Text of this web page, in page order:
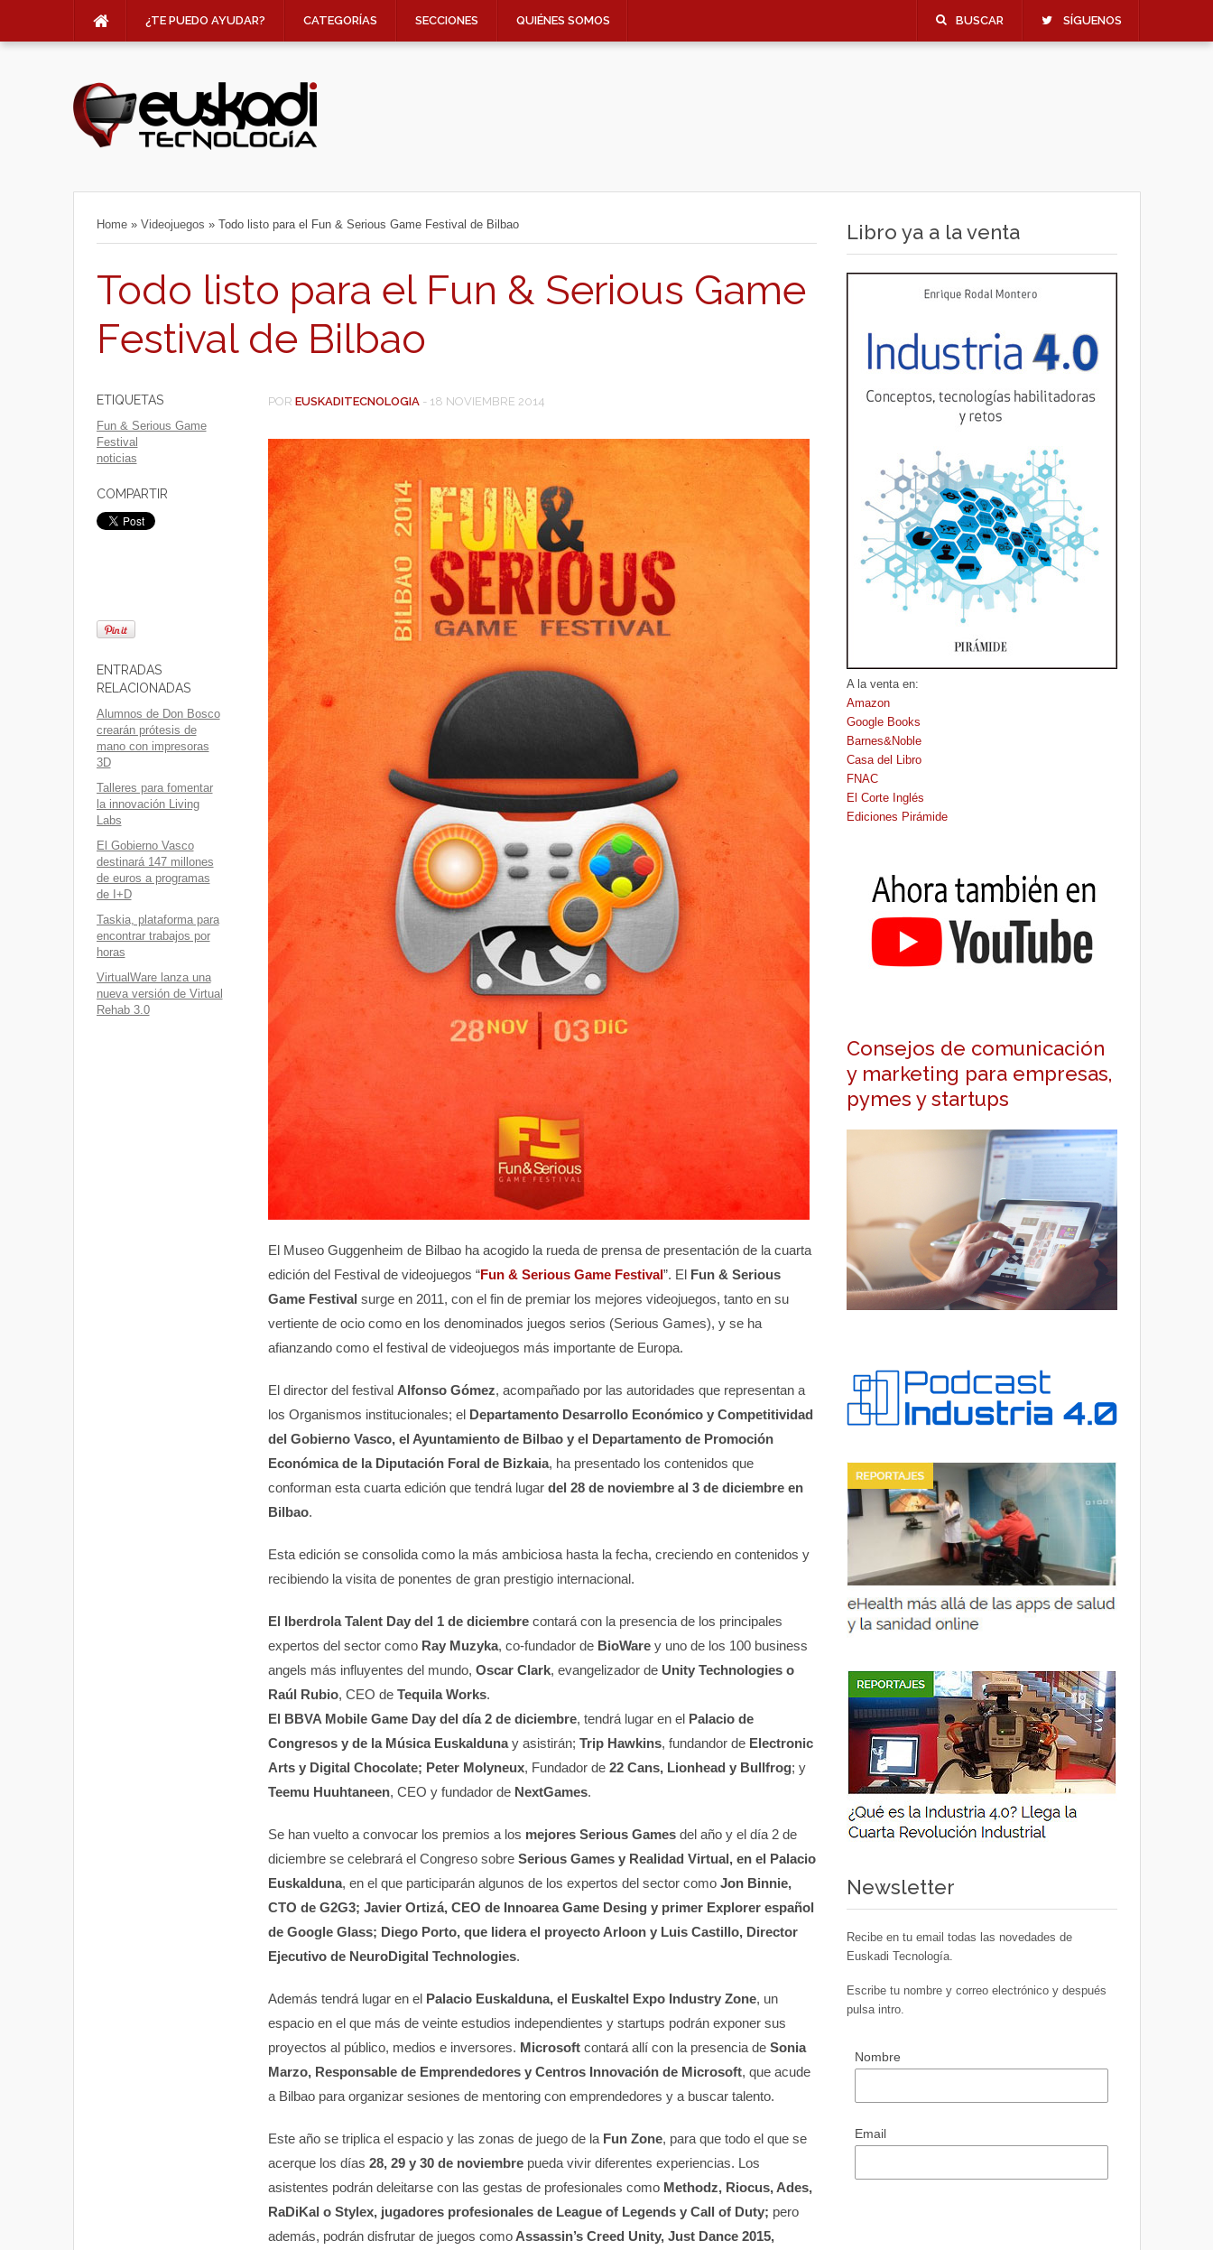
¿TE PUEDO AYUDAR? CATEGORÍAS SECCIONES QUIÉNES SOMOS BUSCAR SÍGUENOS
Home » Videojuegos » Todo listo para el Fun & Serious Game Festival de Bilbao
Todo listo para el Fun & Serious Game
Festival de Bilbao
ETIQUETAS
Fun & Serious Game
Festival
noticias
COMPARTIR
ENTRADAS
RELACIONADAS
Alumnos de Don Bosco
crearán prótesis de
mano con impresoras
3D
Talleres para fomentar
la innovación Living
Labs
El Gobierno Vasco
destinará 147 millones
de euros a programas
de I+D
Taskia, plataforma para
encontrar trabajos por
horas
VirtualWare lanza una
nueva versión de Virtual
Rehab 3.0
POR EUSKADITECNOLOGIA - 18 NOVIEMBRE 2014
El Museo Guggenheim de Bilbao ha acogido la rueda de prensa de presentación de la cuarta
edición del Festival de videojuegos “Fun & Serious Game Festival”. El Fun & Serious
Game Festival surge en 2011, con el fin de premiar los mejores videojuegos, tanto en su
vertiente de ocio como en los denominados juegos serios (Serious Games), y se ha
afianzando como el festival de videojuegos más importante de Europa.
El director del festival Alfonso Gómez, acompañado por las autoridades que representan a
los Organismos institucionales; el Departamento Desarrollo Económico y Competitividad
del Gobierno Vasco, el Ayuntamiento de Bilbao y el Departamento de Promoción
Económica de la Diputación Foral de Bizkaia, ha presentado los contenidos que
conforman esta cuarta edición que tendrá lugardel 28 de noviembre al 3 de diciembre en
Bilbao.
Esta edición se consolida como la más ambiciosa hasta la fecha, creciendo en contenidos y
recibiendo la visita de ponentes de gran prestigio internacional.
El Iberdrola Talent Day del 1 de diciembrecontará con la presencia de los principales
expertos del sector como Ray Muzyka, co-fundador de BioWarey uno de los 100 business
angels más influyentes del mundo, Oscar Clark, evangelizador de Unity Technologies o
Raúl Rubio, CEO de Tequila Works.
El BBVA Mobile Game Day del día 2 de diciembre, tendrá lugar en el Palacio de
Congresos y de la Música Euskaldunay asistirán; Trip Hawkins, fundandor de Electronic
Arts y Digital Chocolate; Peter Molyneux, Fundador de 22 Cans, Lionhead y Bullfrog; y
Teemu Huuhtaneen, CEO y fundador de NextGames.
Se han vuelto a convocar los premios a los mejores Serious Gamesdel año y el día 2 de
diciembre se celebrará el Congreso sobre Serious Games y Realidad Virtual, en el Palacio
Euskalduna, en el que participarán algunos de los expertos del sector comoJon Binnie,
CTO de G2G3; Javier Ortizá, CEO de Innoarea Game Desing y primer Explorer español
de Google Glass; Diego Porto, que lidera el proyecto Arloon y Luis Castillo, Director
Ejecutivo de NeuroDigital Technologies.
Además tendrá lugar en el Palacio Euskalduna, el Euskaltel Expo Industry Zone, un
espacio en el que más de veinte estudios independientes y startups podrán exponer sus
proyectos al público, medios e inversores. Microsoftcontará allí con la presencia de Sonia
Marzo, Responsable de Emprendedores y Centros Innovación de Microsoft, que acude
a Bilbao para organizar sesiones de mentoring con emprendedores y a buscar talento.
Este año se triplica el espacio y las zonas de juego de la Fun Zone, para que todo el que se
acerque los días 28, 29 y 30 de noviembrepueda vivir diferentes experiencias. Los
asistentes podrán deleitarse con las gestas de profesionales como Methodz, Riocus, Ades,
RaDiKal o Stylex, jugadores profesionales de League of Legends y Call of Duty; pero
además, podrán disfrutar de juegos comoAssassin’s Creed Unity, Just Dance 2015,
Libro ya a la venta
A la venta en:
Amazon
Google Books
Barnes&Noble
Casa del Libro
FNAC
El Corte Inglés
Ediciones Pirámide
Consejos de comunicación
y marketing para empresas,
pymes y startups
Newsletter
Recibe en tu email todas las novedades de
Euskadi Tecnología.
Escribe tu nombre y correo electrónico y después
pulsa intro.
Nombre
Email